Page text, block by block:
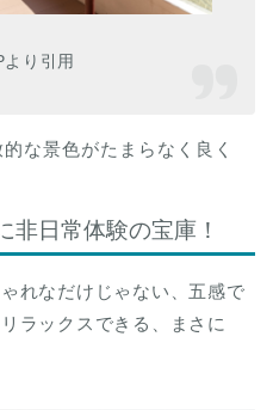
より引用
な景色がたまらなく良く
非日常体験の宝庫！
れなだけじゃない、五感で
ラックスできる、まさに